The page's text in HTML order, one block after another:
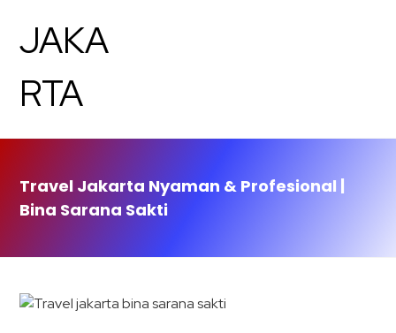
Travel Jakarta Nyaman & Profesional |
Bina Sarana Sakti